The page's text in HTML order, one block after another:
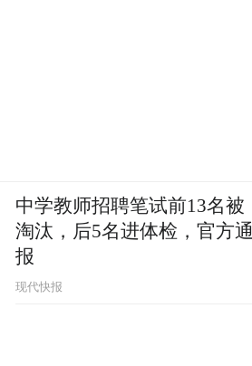
中学教师招聘笔试前13名被
淘汰，后5名进体检，官方通
报
现代快报